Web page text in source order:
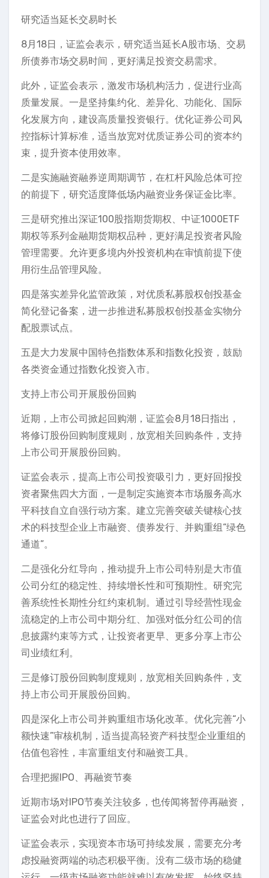
研究适当延长交易时长
8月18日，证监会表示，研究适当延长A股市场、交易
所债券市场交易时间，更好满足投资交易需求。
此外，证监会表示，激发市场机构活力，促进行业高
质量发展。一是坚持集约化、差异化、功能化、国际
化发展方向，建设高质量投资银行。优化证券公司风
控指标计算标准，适当放宽对优质证券公司的资本约
束，提升资本使用效率。
二是实施融资融券逆周期调节，在杠杆风险总体可控
的前提下，研究适度降低场内融资业务保证金比率。
三是研究推出深证100股指期货期权、中证1000ETF
期权等系列金融期货期权品种，更好满足投资者风险
管理需要。允许更多境内外投资机构在审慎前提下使
用衍生品管理风险。
四是落实差异化监管政策，对优质私募股权创投基金
简化登记备案，进一步推进私募股权创投基金实物分
配股票试点。
五是大力发展中国特色指数体系和指数化投资，鼓励
各类资金通过指数化投资入市。
支持上市公司开展股份回购
近期，上市公司掀起回购潮，证监会8月18日指出，
将修订股份回购制度规则，放宽相关回购条件，支持
上市公司开展股份回购。
证监会表示，提高上市公司投资吸引力，更好回报投
资者聚焦四大方面，一是制定实施资本市场服务高水
平科技自立自强行动方案。建立完善突破关键核心技
术的科技型企业上市融资、债券发行、并购重组“绿色
通道”。
二是强化分红导向，推动提升上市公司特别是大市值
公司分红的稳定性、持续增长性和可预期性。研究完
善系统性长期性分红约束机制。通过引导经营性现金
流稳定的上市公司中期分红、加强对低分红公司的信
息披露约束等方式，让投资者更早、更多分享上市公
司业绩红利。
三是修订股份回购制度规则，放宽相关回购条件，支
持上市公司开展股份回购。
四是深化上市公司并购重组市场化改革。优化完善“小
额快速”审核机制，适当提高轻资产科技型企业重组的
估值包容性，丰富重组支付和融资工具。
合理把握IPO、再融资节奏
近期市场对IPO节奏关注较多，也传闻将暂停再融资，
证监会对此也进行了回应。
证监会表示，实现资本市场可持续发展，需要充分考
虑投融资两端的动态积极平衡。没有二级市场的稳健